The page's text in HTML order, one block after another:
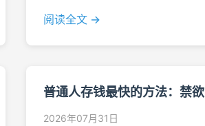
阅读全文 →
普通人存钱最快的方法：禁欲
2026年07月31日